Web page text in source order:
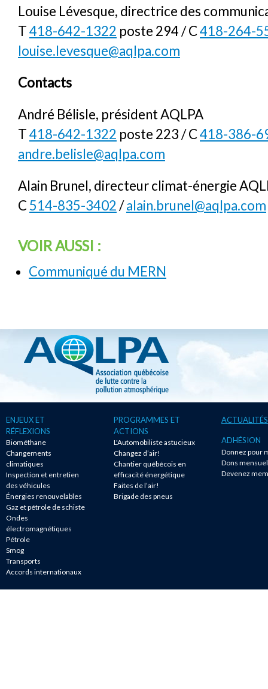
Louise Lévesque, directrice des
T418-642-1322 poste 294 / C418-264-
louise.levesque@aqlpa.com
Contacts
André Bélisle, président AQLPA
T418-642-1322 poste 223 / C418-386-
andre.belisle@aqlpa.com
Alain Brunel, directeur climat-énergie
C 514-835-3402/alain.brunel@aqlpa.com
VOIR AUSSI :
Communiqué du MERN
ENJEUX ET
RÉFLEXIONS
Biométhane
Changements
climatiques
Inspection et entretien
des véhicules
Énergies renouvelables
Gaz et pétrole de schiste
Ondes
électromagnétiques
Pétrole
Smog
Transports
Accords internationaux
PROGRAMMES ET
ACTIONS
L'Automobiliste astucieux
Changez d’air!
Chantier québécois en
efficacité énergétique
Faites de l’air!
Brigade des pneus
ACTUALITÉS
ADHÉSION
Donnez pour
Dons
Devenez